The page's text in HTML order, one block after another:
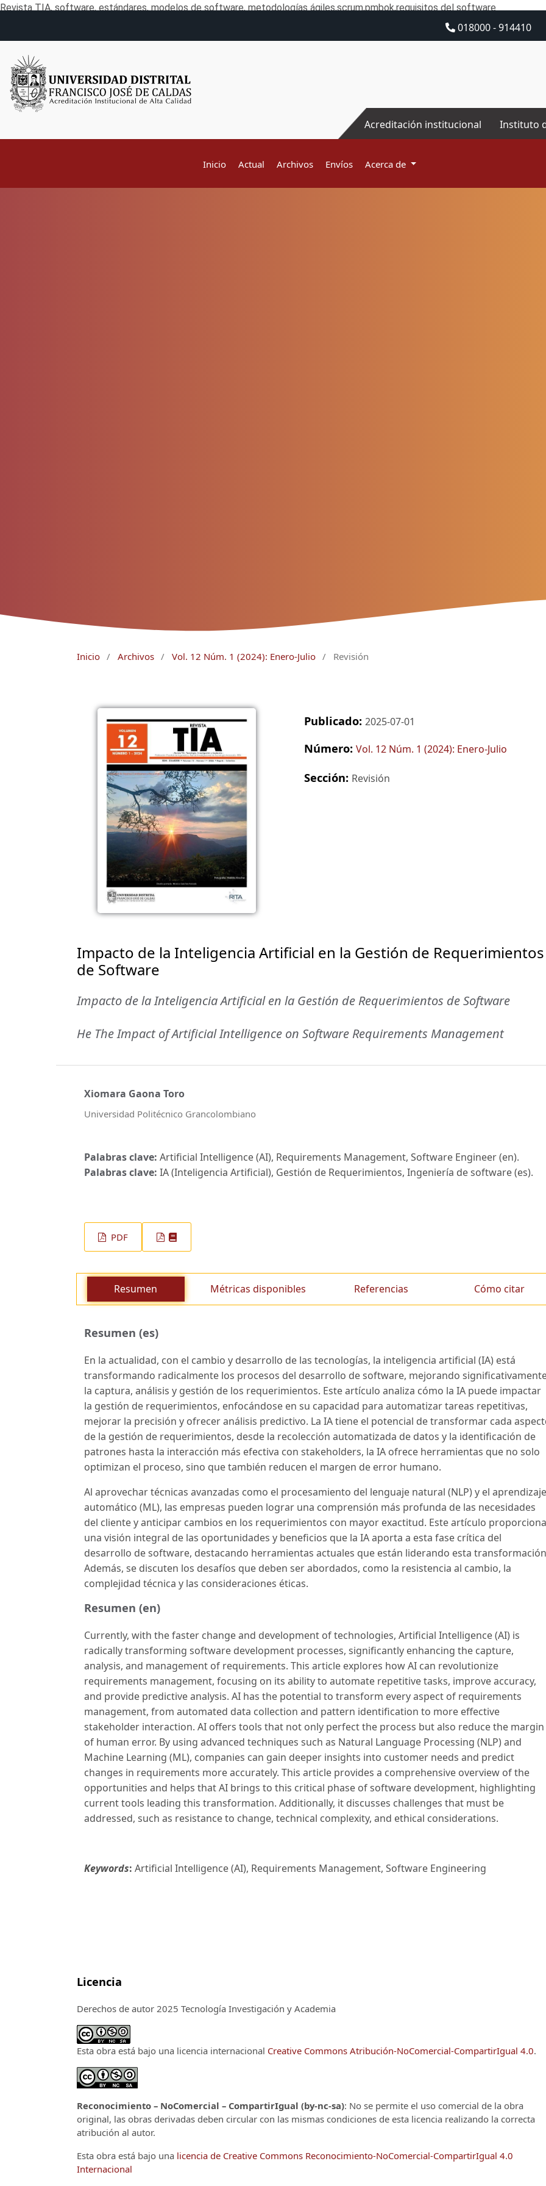
Revista TIA, software, estándares, modelos de software, metodologías ágiles,scrum,pmbok,requisitos del software
018000 - 914410
Acreditación institucional Instituto
Inicio Actual Archivos Envíos Acerca de
Inicio / Archivos / Vol. 12 Núm. 1 (2024): Enero-Julio / Revisión
Publicado: 2025-07-01
Número: Vol. 12 Núm. 1 (2024): Enero-Julio
Sección: Revisión
Impacto de la Inteligencia Artificial en la Gestión de Requerimientos
de Software
Impacto de la Inteligencia Artificial en la Gestión de Requerimientos de Software
He The Impact of Artificial Intelligence on Software Requirements Management
Xiomara Gaona Toro
Universidad Politécnico Grancolombiano
Palabras clave: Artificial Intelligence (AI), Requirements Management, Software Engineer (en).
Palabras clave: IA (Inteligencia Artificial), Gestión de Requerimientos, Ingeniería de software (es).
PDF
Resumen Métricas disponibles Referencias Cómo citar
Resumen (es)
En la actualidad, con el cambio y desarrollo de las tecnologías, la inteligencia artificial (IA) está
transformando radicalmente los procesos del desarrollo de software, mejorando
la captura, análisis y gestión de los requerimientos. Este artículo analiza cómo la IA puede impactar
la gestión de requerimientos, enfocándose en su capacidad para automatizar tareas repetitivas,
mejorar la precisión y ofrecer análisis predictivo. La IA tiene el potencial de transformar cada
de la gestión de requerimientos, desde la recolección automatizada de datos y la identificación de
patrones hasta la interacción más efectiva con stakeholders, la IA ofrece herramientas que no solo
optimizan el proceso, sino que también reducen el margen de error humano.
Al aprovechar técnicas avanzadas como el procesamiento del lenguaje natural (NLP) y el aprendizaje
automático (ML), las empresas pueden lograr una comprensión más profunda de las necesidades
del cliente y anticipar cambios en los requerimientos con mayor exactitud. Este artículo proporciona
una visión integral de las oportunidades y beneficios que la IA aporta a esta fase crítica del
desarrollo de software, destacando herramientas actuales que están liderando esta
Además, se discuten los desafíos que deben ser abordados, como la resistencia al cambio, la
complejidad técnica y las consideraciones éticas.
Resumen (en)
Currently, with the faster change and development of technologies, Artificial Intelligence (AI) is
radically transforming software development processes, significantly enhancing the capture,
analysis, and management of requirements. This article explores how AI can revolutionize
requirements management, focusing on its ability to automate repetitive tasks, improve accuracy,
and provide predictive analysis. AI has the potential to transform every aspect of requirements
management, from automated data collection and pattern identification to more effective
stakeholder interaction. AI offers tools that not only perfect the process but also reduce the margin
of human error. By using advanced techniques such as Natural Language Processing (NLP) and
Machine Learning (ML), companies can gain deeper insights into customer needs and predict
changes in requirements more accurately. This article provides a comprehensive overview of the
opportunities and helps that AI brings to this critical phase of software development, highlighting
current tools leading this transformation. Additionally, it discusses challenges that must be
addressed, such as resistance to change, technical complexity, and ethical considerations.
Keywords: Artificial Intelligence (AI), Requirements Management, Software Engineering
Licencia
Derechos de autor 2025 Tecnología Investigación y Academia
Esta obra está bajo una licencia internacional Creative Commons Atribución-NoComercial-CompartirIgual 4.0.
Reconocimiento – NoComercial – CompartirIgual (by-nc-sa): No se permite el uso comercial de la obra
original, las obras derivadas deben circular con las mismas condiciones de esta licencia realizando la correcta
atribución al autor.
Esta obra está bajo una licencia de Creative Commons Reconocimiento-NoComercial-CompartirIgual 4.0
Internacional